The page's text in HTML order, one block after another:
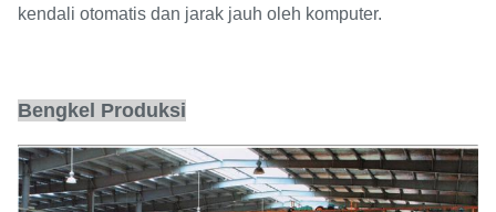
kendali otomatis dan jarak jauh oleh komputer.
Bengkel Produksi